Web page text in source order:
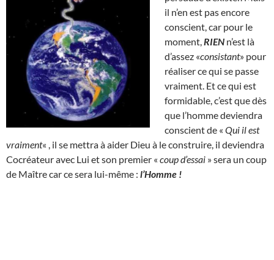
il n’en est pas encore
conscient, car pour le
moment, RIEN n’est là
d’assez «consistant» pour
réaliser ce qui se passe
vraiment. Et ce qui est
formidable, c’est que dès
que l’homme deviendra
conscient de « Qui il est
vraiment« , il se mettra à aider Dieu à le construire, il deviendra
Cocréateur avec Lui et son premier « coup d’essai » sera un coup
de Maître car ce sera lui-même : l’Homme !